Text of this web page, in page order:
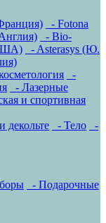
- Fotona
- Bio-
- Asterasys (Ю.
-
- Лазерные
и спортивная
декольте - Тело
-
- Подарочные